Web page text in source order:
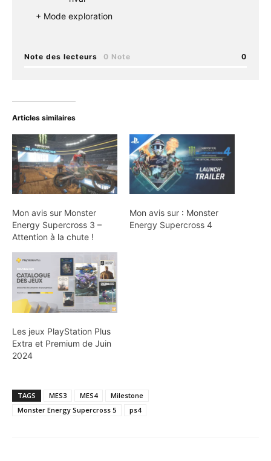
Note des lecteurs 0 Note 0
Mode exploration
Articles similaires
Mon avis sur Monster
Energy Supercross 3 –
Attention à la chute !
Mon avis sur : Monster
Energy Supercross 4
Les jeux PlayStation Plus
Extra et Premium de Juin
2024
TAGS MES3 MES4
Milestone
Monster Energy Supercross 5
ps4